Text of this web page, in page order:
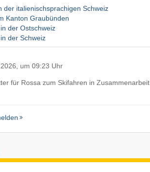
italienischsprachigen Schweiz
Kanton Graubünden
der Ostschweiz
der Schweiz
um 09:23 Uhr
für Rossa zum Skifahren in Zusammenarbeit